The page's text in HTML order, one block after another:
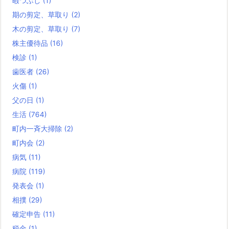
期の剪定、草取り (2)
木の剪定、草取り (7)
株主優待品 (16)
検診 (1)
歯医者 (26)
火傷 (1)
父の日 (1)
生活 (764)
町内一斉大掃除 (2)
町内会 (2)
病気 (11)
病院 (119)
発表会 (1)
相撲 (29)
確定申告 (11)